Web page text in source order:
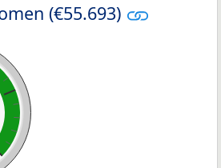
(€55.693)